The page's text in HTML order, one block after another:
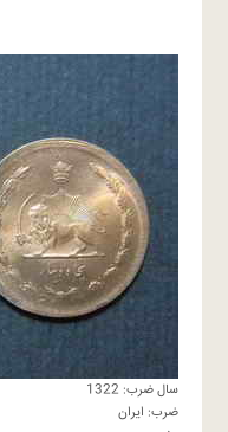
سال ضرب: 1322
ضرب: ایران